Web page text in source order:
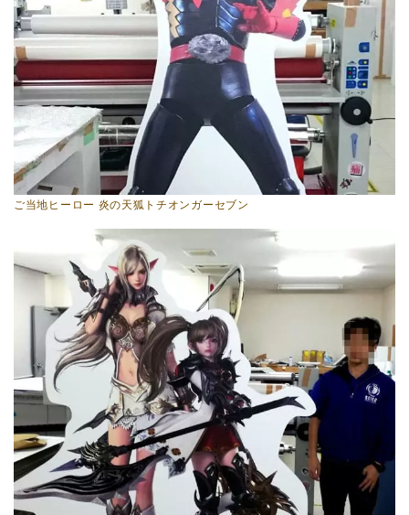
ご当地ヒーロー 炎の天狐トチオンガーセブン